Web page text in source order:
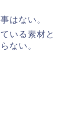
はない。
いる素材と
ない。